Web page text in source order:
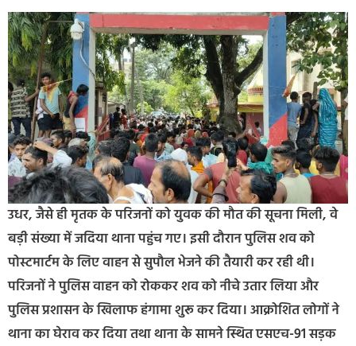
उधर, जैसे ही मृतक के परिजनों को युवक की मौत की सूचना मिली, वे
बड़ी संख्या में जदिया थाना पहुंच गए। इसी दौरान पुलिस शव को
पोस्टमार्टम के लिए वाहन से सुपौल भेजने की तैयारी कर रही थी।
परिजनों ने पुलिस वाहन को रोककर शव को नीचे उतार लिया और
पुलिस प्रशासन के खिलाफ हंगामा शुरू कर दिया। आक्रोशित लोगों ने
थाना का घेराव कर दिया तथा थाना के सामने स्थित एसएच-91 सड़क